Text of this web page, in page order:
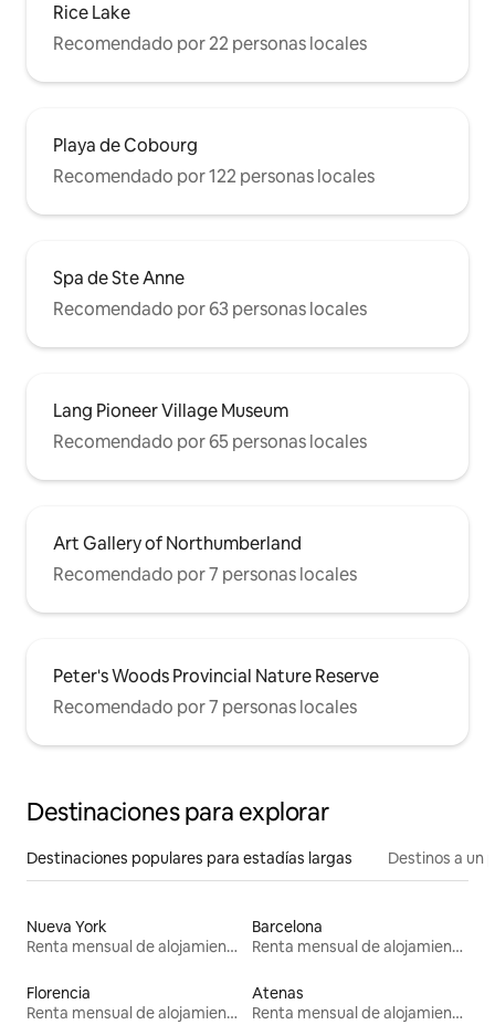
Rice Lake
Recomendado por 22 personas locales
Playa de Cobourg
Recomendado por 122 personas locales
Spa de Ste Anne
Recomendado por 63 personas locales
Lang Pioneer Village Museum
Recomendado por 65 personas locales
Art Gallery of Northumberland
Recomendado por 7 personas locales
Peter's Woods Provincial Nature Reserve
Recomendado por 7 personas locales
Destinaciones para explorar
Destinaciones populares para estadías largas Destinos a un
Nueva York
Renta mensual de alojamientos
Barcelona
Renta mensual de alojamientos
Florencia
Renta mensual de alojamientos
Atenas
Renta mensual de alojamientos